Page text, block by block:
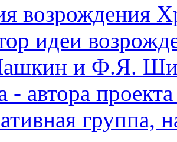
возрождения
идеи
и Ф.Я.
- автора
группа,